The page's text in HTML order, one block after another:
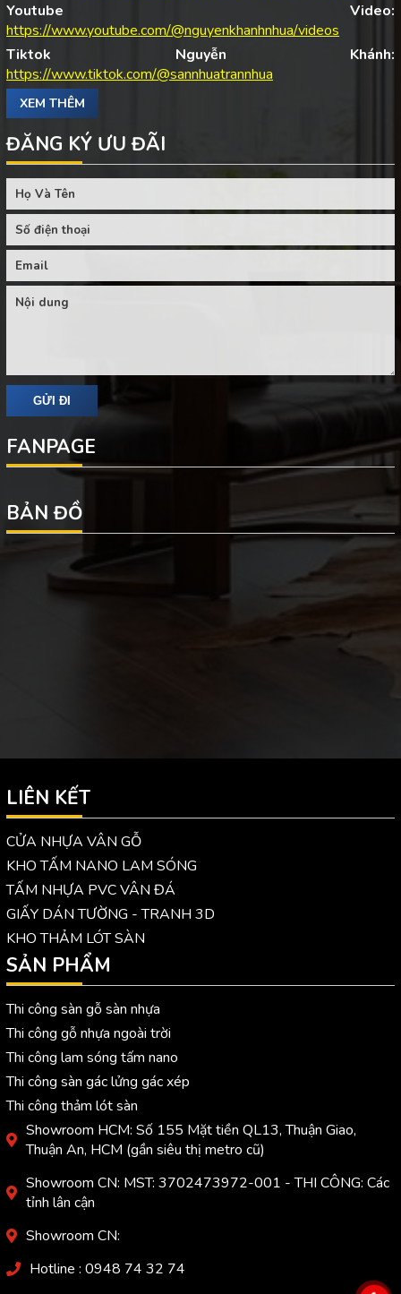
Youtube Video:
https://www.youtube.com/@nguyenkhanhnhua/videos
Tiktok Nguyễn Khánh:
https://www.tiktok.com/@sannhuatrannhua
XEM THÊM
ĐĂNG KÝ ƯU ĐÃI
FANPAGE
BẢN ĐỒ
LIÊN KẾT
CỬA NHỰA VÂN GỖ
KHO TẤM NANO LAM SÓNG
TẤM NHỰA PVC VÂN ĐÁ
GIẤY DÁN TƯỜNG - TRANH 3D
KHO THẢM LÓT SÀN
SẢN PHẨM
Thi công sàn gỗ sàn nhựa
Thi công gỗ nhựa ngoài trời
Thi công lam sóng tấm nano
Thi công sàn gác lửng gác xép
Thi công thảm lót sàn
Showroom HCM: Số 155 Mặt tiền QL13, Thuận Giao,
Thuận An, HCM (gần siêu thị metro cũ)
Showroom CN: MST: 3702473972-001 - THI CÔNG: Các
tỉnh lân cận
Showroom CN:
Hotline : 0948 74 32 74